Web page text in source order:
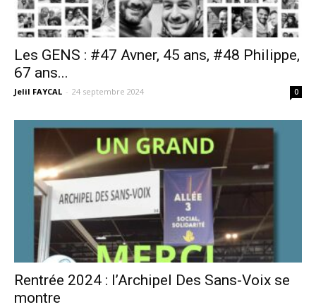
Les GENS : #47 Avner, 45 ans, #48 Philippe,
67 ans...
Jelil FAYCAL - 24 septembre 2024 0
Rentrée 2024 : l’Archipel Des Sans-Voix se
montre